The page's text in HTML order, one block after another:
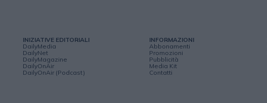
INIZIATIVE EDITORIALI
DailyMedia
DailyNet
DailyMagazine
DailyOnAir
DailyOnAir (Podcast)
INFORMAZIONI
Abbonamenti
Promozioni
Pubblicità
Media Kit
Contatti